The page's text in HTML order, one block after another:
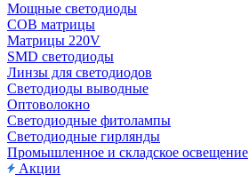
Мощные светодиоды
COB матрицы
Матрицы 220V
SMD светодиоды
Линзы для светодиодов
Светодиоды выводные
Оптоволокно
Светодиодные фитолампы
Светодиодные гирлянды
Промышленное и складское освещение
Акции